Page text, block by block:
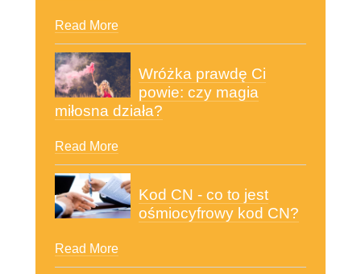
Read More
Wróżka prawdę Ci
powie: czy magia
miłosna działa?
Read More
Kod CN - co to jest
ośmiocyfrowy kod CN?
Read More